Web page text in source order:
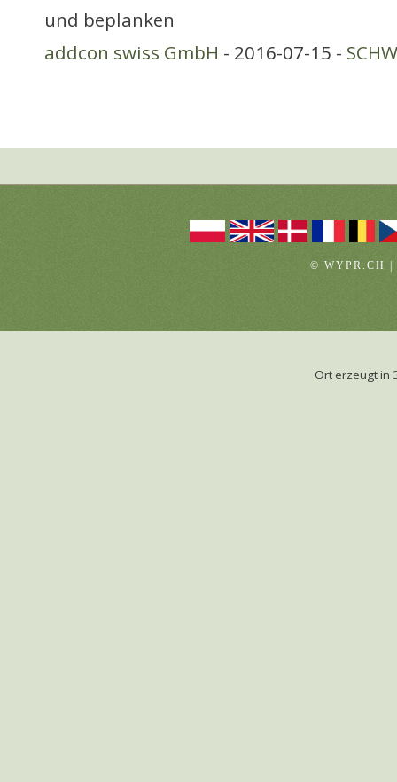
und beplanken
addcon swiss GmbH - 2016-07-15 -
© WYPR.CH
Ort erzeugt in